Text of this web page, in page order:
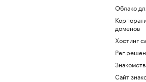
Облако
доменов
Хостинг
Сайт